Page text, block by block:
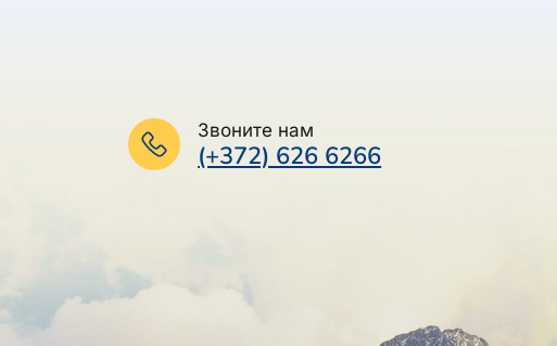
Звоните нам
(+372) 626 6266